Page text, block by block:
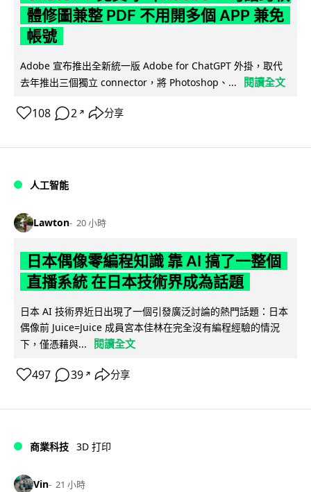
體修圖兼整 PDF 不用開多個 APP 兼免
帳號
Adobe 宣布推出全新統一版 Adobe for ChatGPT 外掛，取代
去年推出三個獨立 connector，將 Photoshop、...
閱讀全文
108 2 ↗ 分享
人工智能
Lawton 20 小時
日本偶像零編程知識 靠 AI 搞了一整個
直播系統 在日本技術界成為話題
日本 AI 技術界近日出現了一個引發廣泛討論的熱門話題：日本
偶像前 Juice=Juice 成員宮本佳林在完全沒有編程經驗的情況
下，僅憑藉與...
閱讀全文
497 39 ↗ 分享
商業科技 3D 打印
Vin 21 小時